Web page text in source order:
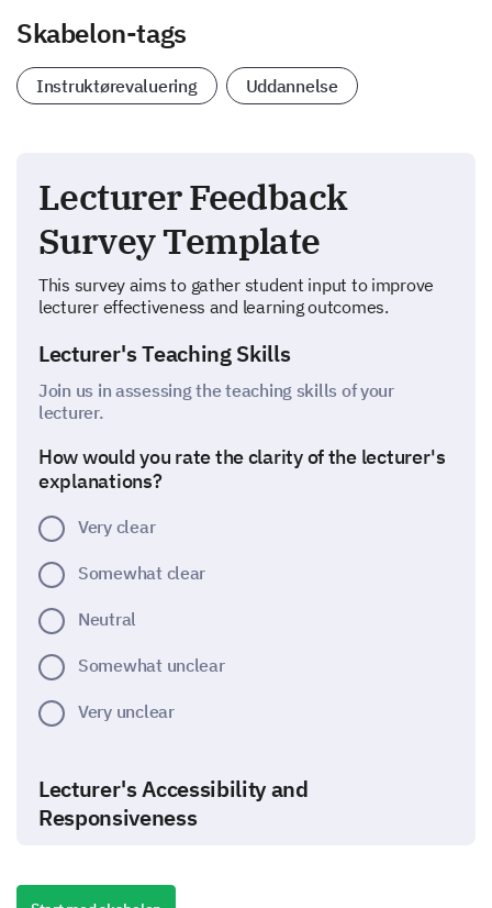
Skabelon-tags
Instruktørevaluering Uddannelse
Lecturer Feedback
Survey Template
This survey aims to gather student input to improve
lecturer effectiveness and learning outcomes.
Lecturer's Teaching Skills
Join us in assessing the teaching skills of your
lecturer.
How would you rate the clarity of the lecturer's
explanations?
Very clear
Somewhat clear
Neutral
Somewhat unclear
Very unclear
Lecturer's Accessibility and
Responsiveness